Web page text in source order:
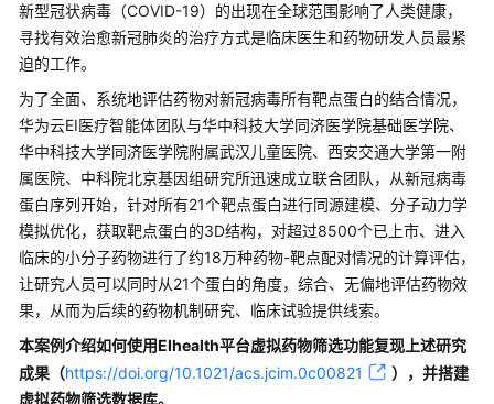
户
指
南
最
佳
实
践
基
于
二
代
测
序
的
新型冠状病毒（COVID-19）的出现在全球范围影响了人类健康，
寻找有效治愈新冠肺炎的治疗方式是临床医生和药物研发人员最紧
迫的工作。
为了全面、系统地评估药物对新冠病毒所有靶点蛋白的结合情况，
华为云EI医疗智能体团队与华中科技大学同济医学院基础医学院、
华中科技大学同济医学院附属武汉儿童医院、西安交通大学第一附
属医院、中科院北京基因组研究所迅速成立联合团队，从新冠病毒
蛋白序列开始，针对所有21个靶点蛋白进行同源建模、分子动力学
模拟优化，获取靶点蛋白的3D结构，对超过8500个已上市、进入
临床的小分子药物进行了约18万种药物-靶点配对情况的计算评估，
让研究人员可以同时从21个蛋白的角度，综合、无偏地评估药物效
果，从而为后续的药物机制研究、临床试验提供线索。
本案例介绍如何使用EIhealth平台虚拟药物筛选功能复现上述研究
成果（https://doi.org/10.1021/acs.jcim.0c00821
），并搭建
虚拟药物筛选数据库。